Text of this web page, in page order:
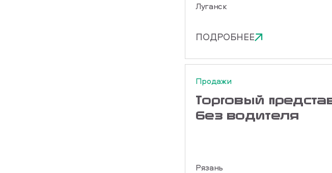
Луганск
ПОДРОБНЕЕ
Продажи
Торговый
без водителя
Рязань